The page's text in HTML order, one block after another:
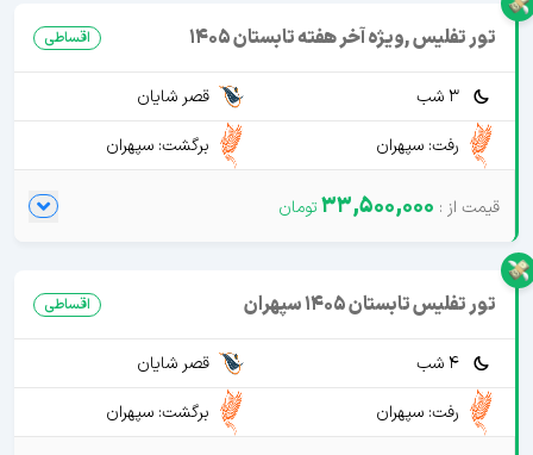
تور تفلیس ,ویژه آخر هفته تابستان 1405 اقساطی
3 شب
قصر شایان
رفت: سپهران
برگشت: سپهران
33,500,000
تور تفلیس تابستان 1405 سپهران اقساطی
4 شب
قصر شایان
رفت: سپهران
برگشت: سپهران